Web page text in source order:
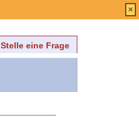
Stelle eine Frage
×